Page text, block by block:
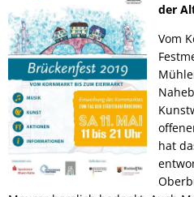
der
Vom
hat